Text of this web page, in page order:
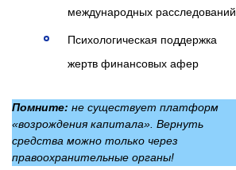
международных расследований
Психологическая поддержка
жертв финансовых афер
Помните: не существует платформ
«возрождения капитала». Вернуть
средства можно только через
правоохранительные органы!